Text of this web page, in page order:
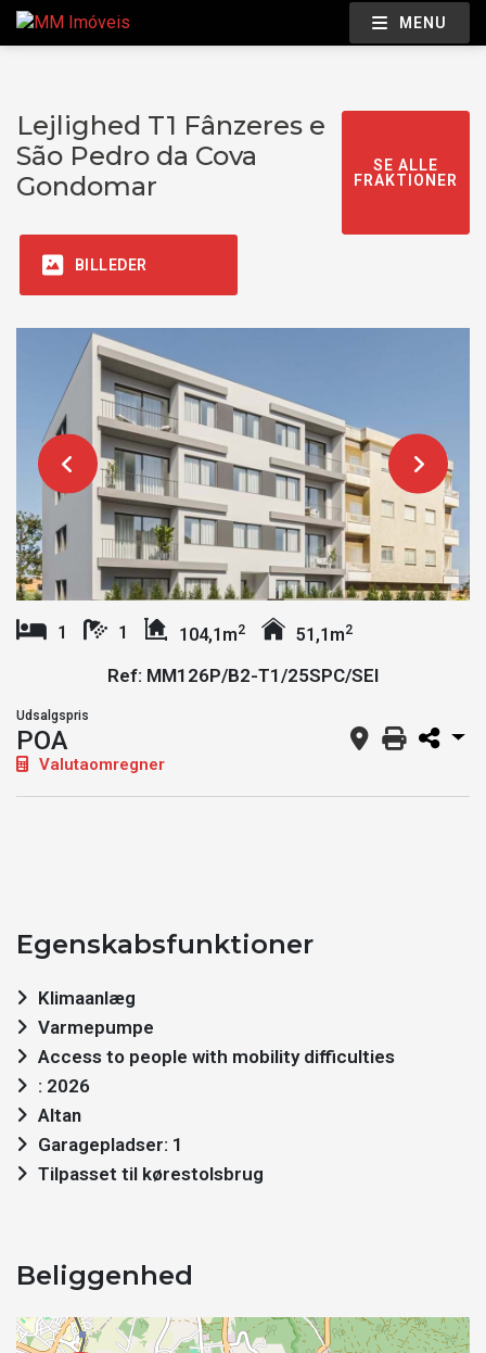
MENU
Lejlighed T1 Fânzeres e
São Pedro da Cova
Gondomar
SE ALLE
FRAKTIONER
BILLEDER
1 1 104,1m2 51,1m2
Ref: MM126P/B2-T1/25SPC/SEI
Udsalgspris
POA
Valutaomregner
Egenskabsfunktioner
Klimaanlæg
Varmepumpe
Access to people with mobility difficulties
: 2026
Altan
Garagepladser: 1
Tilpasset til kørestolsbrug
Beliggenhed